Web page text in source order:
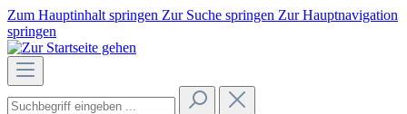
Zum Hauptinhalt springen Zur Suche springen Zur Hauptnavigation
springen